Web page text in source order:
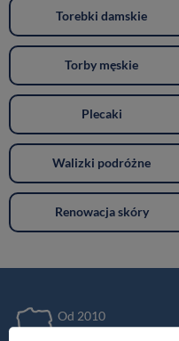
Torebki damskie
Torby męskie
Plecaki
Walizki podróżne
Renowacja skóry
Od 2010
w Polsce